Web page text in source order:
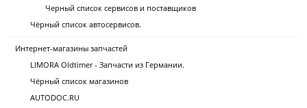
Черный список сервисов и поставщиков
Чёрный список автосервисов.
Интернет-магазины запчастей
LIMORA Oldtimer - Запчасти из Германии.
Чёрный список магазинов
AUTODOC.RU